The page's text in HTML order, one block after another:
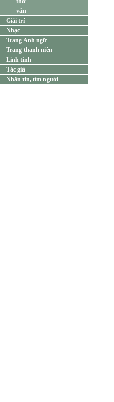
văn
Giải trí
Nhạc
Trang Anh ngữ
Trang thanh niên
Linh tinh
Tác giả
Nhắn tin, tìm người